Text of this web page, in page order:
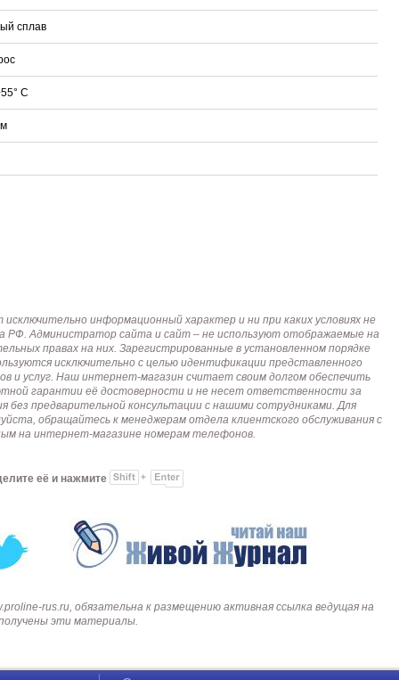
сплав
C
информационный характер и ни при каких условиях не
РФ. Администратор сайта и сайт – не используют отображаемые на
правах на них. Зарегистрированные в установленном порядке
исключительно с целью идентификации представленного
и услуг. Наш интернет-магазин считает своим долгом обеспечить
гарантии её достоверности и не несет ответственности за
предварительной консультации с нашими сотрудниками. Для
обращайтесь к менеджерам отдела клиентского обслуживания с
на интернет-магазине номерам телефонов.
её и нажмите
rus.ru, обязательна к размещению активная ссылка ведущая на
эти материалы.